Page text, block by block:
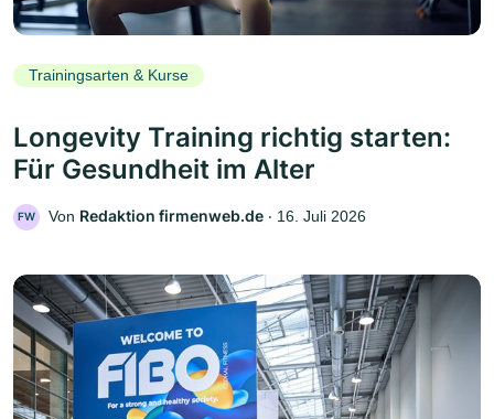
Trainingsarten & Kurse
Longevity Training richtig starten:
Für Gesundheit im Alter
FW Von Redaktion firmenweb.de ‧ 16. Juli 2026